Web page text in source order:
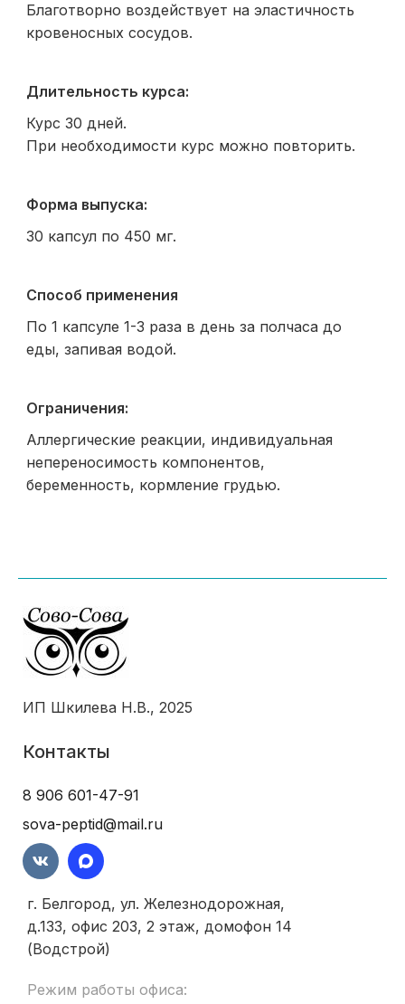
Благотворно воздействует на эластичность
кровеносных сосудов.
Длительность курса:
Курс 30 дней.
При необходимости курс можно повторить.
Форма выпуска:
30 капсул по 450 мг.
Способ применения
По 1 капсуле 1-3 раза в день за полчаса до
еды, запивая водой.
Ограничения:
Аллергические реакции, индивидуальная
непереносимость компонентов,
беременность, кормление грудью.
ИП Шкилева Н.В., 2025
Контакты
8 906 601-47-91
sova-peptid@mail.ru
г. Белгород, ул. Железнодорожная,
д.133, офис 203, 2 этаж, домофон 14
(Водстрой)
Режим работы офиса: